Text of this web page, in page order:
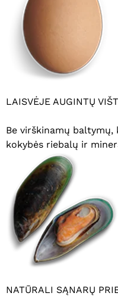
LAISVĖJE AUGINTŲ
Be virškinamų baltymų,
kokybės riebalų ir
NATŪRALI SĄNARŲ